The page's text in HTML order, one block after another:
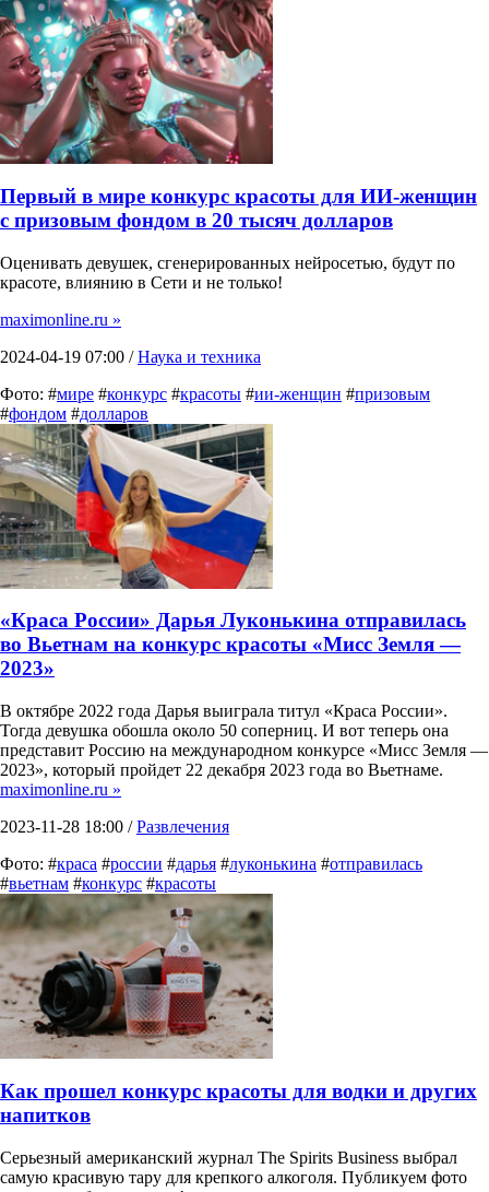
Первый в мире конкурс красоты для ИИ-женщин
с призовым фондом в 20 тысяч долларов
Оценивать девушек, сгенерированных нейросетью, будут по
красоте, влиянию в Сети и не только!
maximonline.ru »
2024-04-19 07:00 /Наука и техника
Фото: #мире #конкурс #красоты #ии-женщин #призовым
#фондом #долларов
«Краса России» Дарья Луконькина отправилась
во Вьетнам на конкурс красоты «Мисс Земля —
2023»
В октябре 2022 года Дарья выиграла титул «Краса России».
Тогда девушка обошла около 50 соперниц. И вот теперь она
представит Россию на международном конкурсе «Мисс Земля —
2023», который пройдет 22 декабря 2023 года во Вьетнаме.
maximonline.ru »
2023-11-28 18:00 /Развлечения
Фото: #краса #россии #дарья #луконькина #отправилась
#вьетнам #конкурс #красоты
Как прошел конкурс красоты для водки и других
напитков
Серьезный американский журнал The Spirits Business выбрал
самую красивую тару для крепкого алкоголя. Публикуем фото